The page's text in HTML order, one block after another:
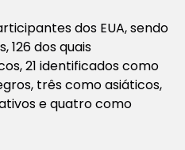
dos EUA, sendo
126 dos quais
21 identificados como
três como asiáticos,
e quatro como